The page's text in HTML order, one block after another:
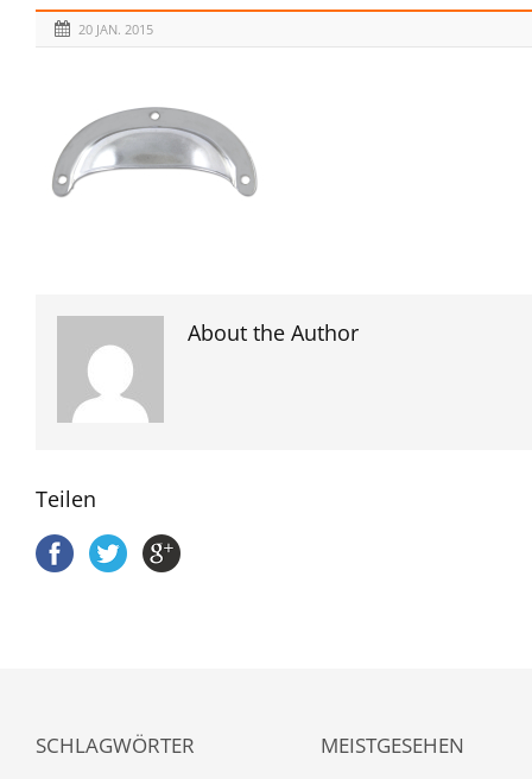
20 JAN. 2015
About the Author
Teilen
SCHLAGWÖRTER MEISTGESEHEN